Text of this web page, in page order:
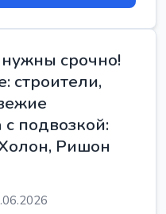
нужны срочно!
строители,
подвозкой:
Ришон